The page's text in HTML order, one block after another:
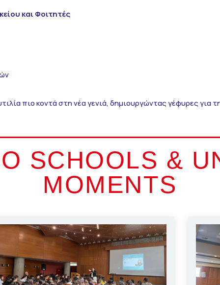
και Φοιτητές
πιο κοντά στη νέα γενιά, δημιουργώντας γέφυρες για
SCHOOLS &
MOMENTS